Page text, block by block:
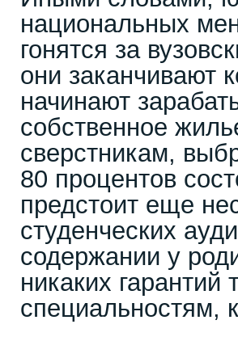
национальных
гонятся за
они заканчивают
начинают
собственное
сверстникам,
80 процентов
предстоит еще
студенческих
содержании у
никаких гарантий
специальностям,